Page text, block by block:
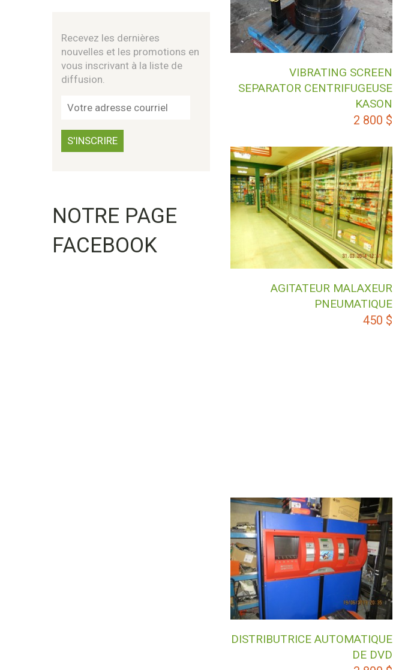
VIBRATING SCREEN
SEPARATOR CENTRIFUGEUSE
KASON
2 800 $
AGITATEUR MALAXEUR
PNEUMATIQUE
450 $
DISTRIBUTRICE AUTOMATIQUE
DE DVD
Recevez les dernières
nouvelles et les promotions en
vous inscrivant à la liste de
diffusion.
NOTRE PAGE
FACEBOOK